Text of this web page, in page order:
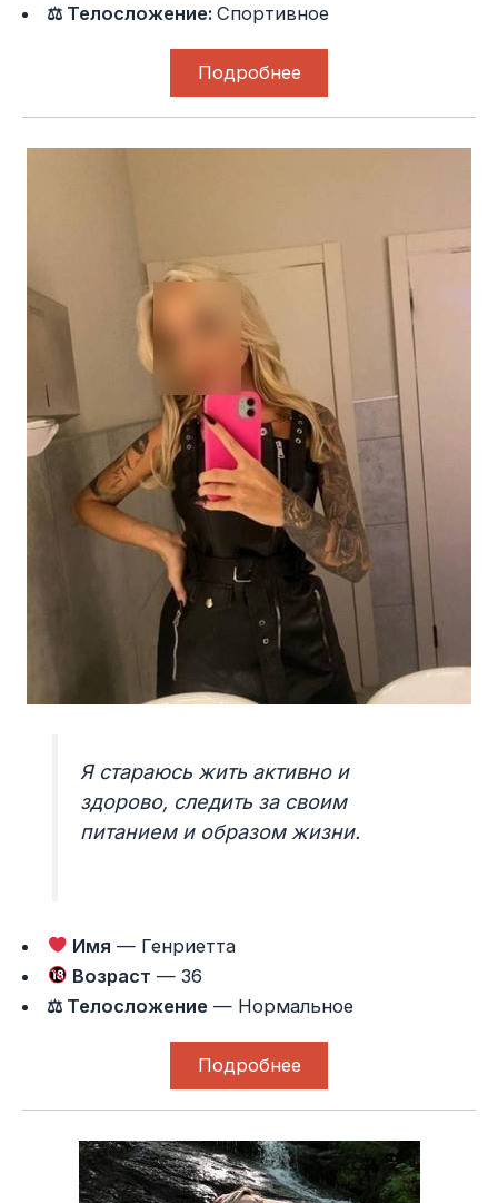
⚖ Телосложение:Спортивное
Подробнее
Я стараюсь жить активно и
здорово, следить за своим
питанием и образом жизни.
Имя — Генриетта
Возраст — 36
⚖ Телосложение — Нормальное
Подробнее